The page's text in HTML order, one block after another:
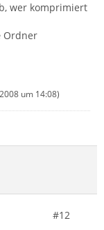
wer komprimiert
Ordner
um 14:08)
#12